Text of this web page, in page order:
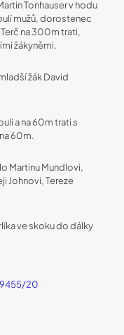
Tonhauser v hodu
mužů, dorostenec
na 300m trati,
žákyněmi.
žák David
a na 60m trati s
60m.
Martinu Mundlovi,
Johnovi, Tereze
ve skoku do dálky
20